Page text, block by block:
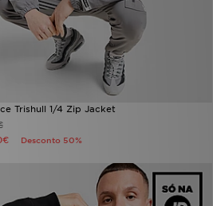
Trishull 1/4 Zip Jacket
Desconto 50%